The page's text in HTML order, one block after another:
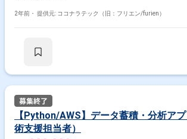
2年前・ 提供元: ココナラテック（旧：フリエン/furien）
【Python/AWS】データ蓄積・分析ア
術支援担当者）